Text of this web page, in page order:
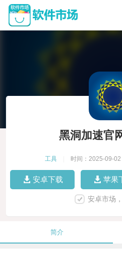
黑洞加速官
工具 时间：2025-09-02
安卓下载 苹果
安卓市场
简介